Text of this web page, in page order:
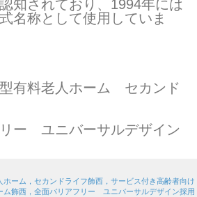
31
3 4 5 6 7
10 12 13 14
24 25 26 27 28
知されており、1994年には
名称として使用していま
有料老人ホーム セカンド
ー ユニバーサルデザイン
ホーム，セカンドライフ飾西，サービス付き高齢者向け
ム飾西，全面バリアフリー ユニバーサルデザイン採用